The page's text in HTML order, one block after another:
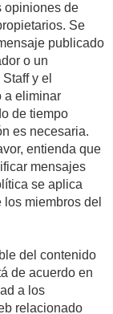
opiniones de
Se
publicado
o un
y el
a eliminar
de tiempo
es necesaria.
entienda que
mensajes
se aplica
miembros del
del contenido
de acuerdo en
a los
relacionado